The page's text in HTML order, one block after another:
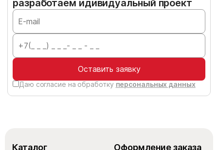
разработаем идивидуальный проект
Оставить заявку
Даю согласие на обработку персональных данных
Каталог Оформление заказа